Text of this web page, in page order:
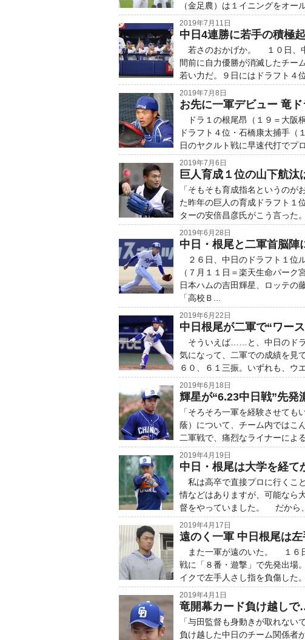
（金足農）は１イニングをオー
2019年7月11日
中日4連勝に若手の積極
若さのおかげか。 １０日、
間前に自力優勝が消滅したチ
若い力だ。９日にはドラフト４
2019年7月8日
お先に一軍デビュー 竜
ドラ１の根尾昂（１９＝大阪
ドラフト４位・石橋康太捕手（
日のヤクルト戦に早速代打で
2019年7月6日
巨人育成１位の山下航汰
「そもそも育成指名というの
た昨年の巨人の育成ドラフト１
ターの安倍昌彦氏がこう言っ
2019年6月28日
中日・根尾と二軍首脳陣
２６日、中日のドラフト１位
（７月１１日＝楽天生命パー
日本ハムの吉田輝星、ロッテの
「高校Ｂ...
2019年6月22日
中日根尾が二軍で“ワー
そういえば……と、中日のドラ
気になって、二軍での成績を見
６０、６１三振。いずれも、ウ
2019年6月18日
輝星が“6.23中日戦”先発
「そろそろ一軍を経験させて
蔭）について、チーム内では
二軍戦で、痛烈なライナーによ
2019年4月19日
中日・根尾は大学を経て
私は高卒で直接プロに行くこ
情などはありますが、可能なら
督をやっていました。 だから
2019年4月17日
遠のく一軍 中日根尾は
また一軍が遠のいた。 １６
戦に「８番・遊撃」で先発出場
イクで左手人さし指を負傷した
2019年4月1日
竜開幕カード負け越し
「与田監督も身動きが取れな
負け越した中日のチーム関係